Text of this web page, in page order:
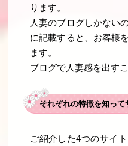
ります。
人妻のブログしかない
に記載すると、お客様
ます。
ブログで人妻感を出す
それぞれの特徴を知って
ご紹介した4つのサイ